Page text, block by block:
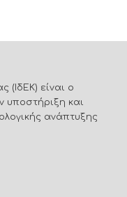
(ΙδΕΚ) είναι ο
υποστήριξη και
ανάπτυξης